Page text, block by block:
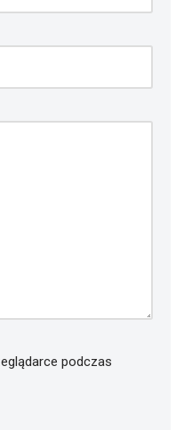
podczas